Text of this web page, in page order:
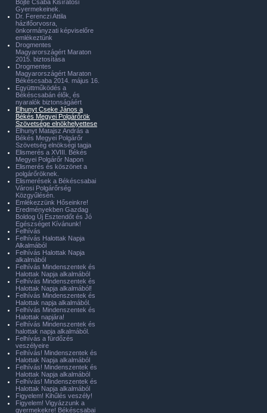
Böjte Csaba Kisíratosi
Gyermekeinek.
Dr. Ferenczi Attila
házifőorvosra,
önkormányzati képviselőre
emlékeztünk
Drogmentes
Magyarországért Maraton
2015. biztosítása
Drogmentes
Magyarországért Maraton
Békéscsaba 2014. május 16.
Együttműködés a
Békéscsabán élők, és
nyaralók biztonságáért
Elhunyt Cseke János a
Békés Megyei Polgárőrök
Szövetsége elnökhelyettese
Elhunyt Matajsz András a
Békés Megyei Polgárőr
Szövetség elnökségi tagja
Elismerés a XVIII. Békés
Megyei Polgárőr Napon
Elismerés és köszönet a
polgárőröknek.
Elismerések a Békéscsabai
Városi Polgárőrség
Közgyűlésén.
Emlékezzünk Hőseinkre!
Eredményekben Gazdag
Boldog Új Esztendőt és Jó
Egészséget Kívánunk!
Felhívás
Felhívás Halottak Napja
Alkalmából
Felhívás Halottak Napja
alkalmából
Felhívás Mindenszentek és
Halottak Napja alkalmából
Felhívás Mindenszentek és
Halottak Napja alkalmából!
Felhívás Mindenszentek és
Halottak napja alkalmából.
Felhívás Mindenszentek és
Halottak napjára!
Felhívás Mindenszentek és
halottak napja alkalmából.
Felhívás a fürdőzés
veszélyeire
Felhívás! Mindenszentek és
Halottak Napja alkalmából
Felhívás! Mindenszentek és
Halottak Napja alkalmából
Felhívás! Mindenszentek és
Halottak Napja alkalmából
Figyelem! Kihűlés veszély!
Figyelem! Vigyázzunk a
gyermekekre! Békéscsabai